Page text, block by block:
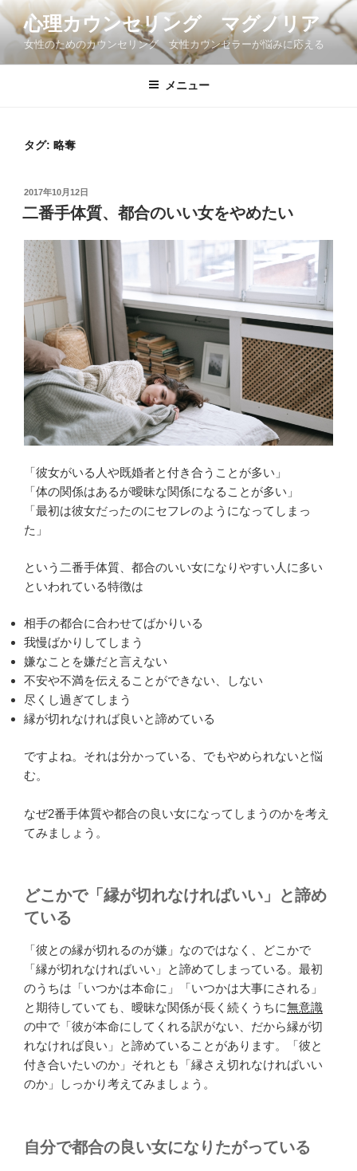
コ
ン
ン
心理カウンセリング マグノリア
女性のためのカウンセリング 女性カウンセラーが悩みに応える
メニュー
タグ: 略奪
投
稿
日:
2017年10月12日
二番手体質、都合のいい女をやめたい
「彼女がいる人や既婚者と付き合うことが多い」
「体の関係はあるが曖昧な関係になることが多い」
「最初は彼女だったのにセフレのようになってしまっ
た」
という二番手体質、都合のいい女になりやすい人に多い
といわれている特徴は
相手の都合に合わせてばかりいる
我慢ばかりしてしまう
嫌なことを嫌だと言えない
不安や不満を伝えることができない、しない
尽くし過ぎてしまう
縁が切れなければ良いと諦めている
ですよね。それは分かっている、でもやめられないと悩
む。
なぜ2番手体質や都合の良い女になってしまうのかを考え
てみましょう。
どこかで「縁が切れなければいい」と諦め
ている
「彼との縁が切れるのが嫌」なのではなく、どこかで
「縁が切れなければいい」と諦めてしまっている。最初
のうちは「いつかは本命に」「いつかは大事にされる」
と期待していても、曖昧な関係が長く続くうちに無意識
の中で「彼が本命にしてくれる訳がない、だから縁が切
れなければ良い」と諦めていることがあります。「彼と
付き合いたいのか」それとも「縁さえ切れなければいい
のか」しっかり考えてみましょう。
自分で都合の良い女になりたがっている